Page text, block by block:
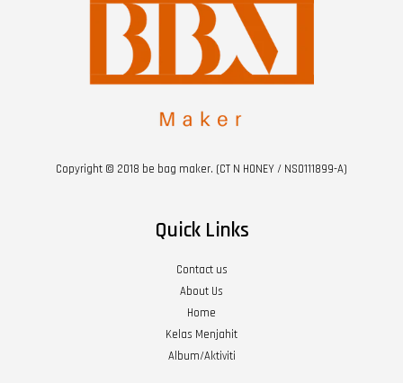
Copyright © 2018 be bag maker. (CT N HONEY / NS0111899-A)
Quick Links
Contact us
About Us
Home
Kelas Menjahit
Album/Aktiviti